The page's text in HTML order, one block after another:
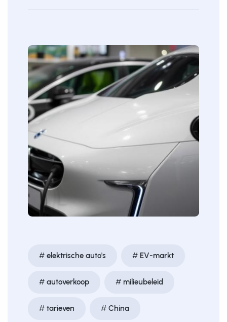
elektrische auto's EV-markt
autoverkoop milieubeleid
tarieven China